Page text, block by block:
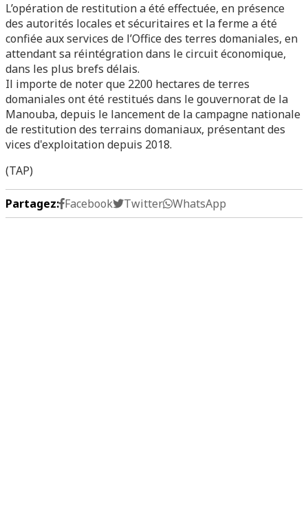
L’opération de restitution a été effectuée, en présence
des autorités locales et sécuritaires et la ferme a été
confiée aux services de l’Office des terres domaniales, en
attendant sa réintégration dans le circuit économique,
dans les plus brefs délais.
Il importe de noter que 2200 hectares de terres
domaniales ont été restitués dans le gouvernorat de la
Manouba, depuis le lancement de la campagne nationale
de restitution des terrains domaniaux, présentant des
vices d'exploitation depuis 2018.
(TAP)
Partagez: Facebook Twitter WhatsApp